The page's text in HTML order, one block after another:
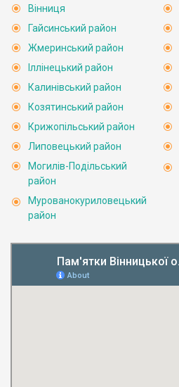
Вінниця
Гайсинський район
Жмеринський район
Іллінецький район
Калинівський район
Козятинський район
Крижопільський район
Липовецький район
Могилів-Подільський
район
Мурованокуриловецький
район